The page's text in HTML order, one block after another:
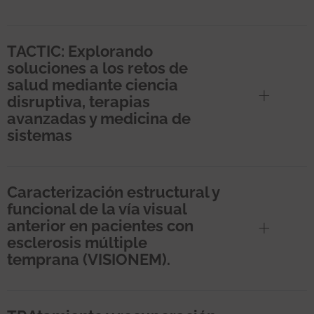
TACTIC: Explorando
soluciones a los retos de
salud mediante ciencia
disruptiva, terapias
avanzadas y medicina de
sistemas
Caracterización estructural y
funcional de la vía visual
anterior en pacientes con
esclerosis múltiple
temprana (VISIONEM).